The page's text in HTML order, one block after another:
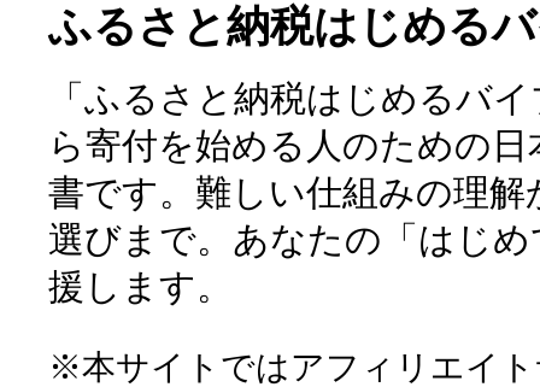
ふるさと納税はじめる
「ふるさと納税はじめるバ
ら寄付を始める人のための
書です。難しい仕組みの理
選びまで。あなたの「はじ
援します。
※本サイトではアフィリエイ